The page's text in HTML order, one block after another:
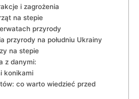
i zagrożenia
na stepie
przyrody
przyrody na południu Ukrainy
na stepie
z danymi:
konikami
co warto wiedzieć przed